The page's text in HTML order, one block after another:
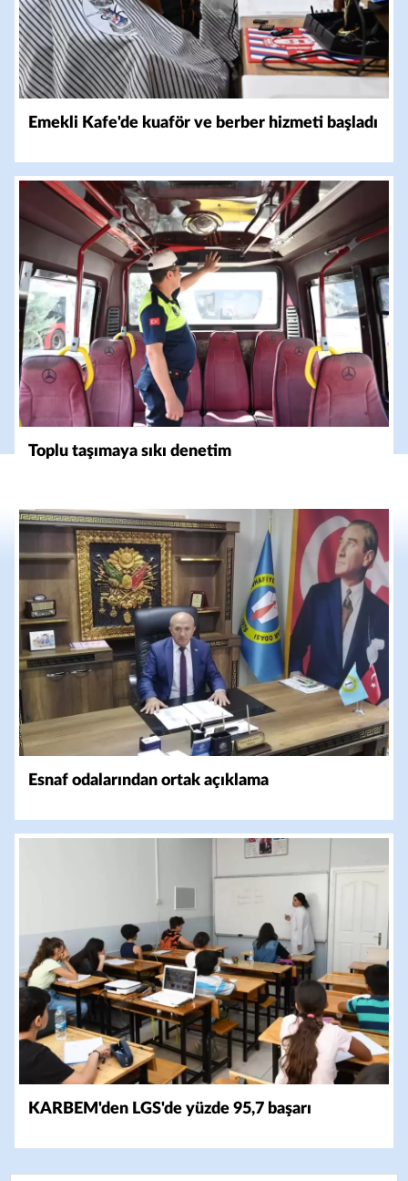
Emekli Kafe'de kuaför ve berber hizmeti başladı
Toplu taşımaya sıkı denetim
Esnaf odalarından ortak açıklama
KARBEM'den LGS'de yüzde 95,7 başarı